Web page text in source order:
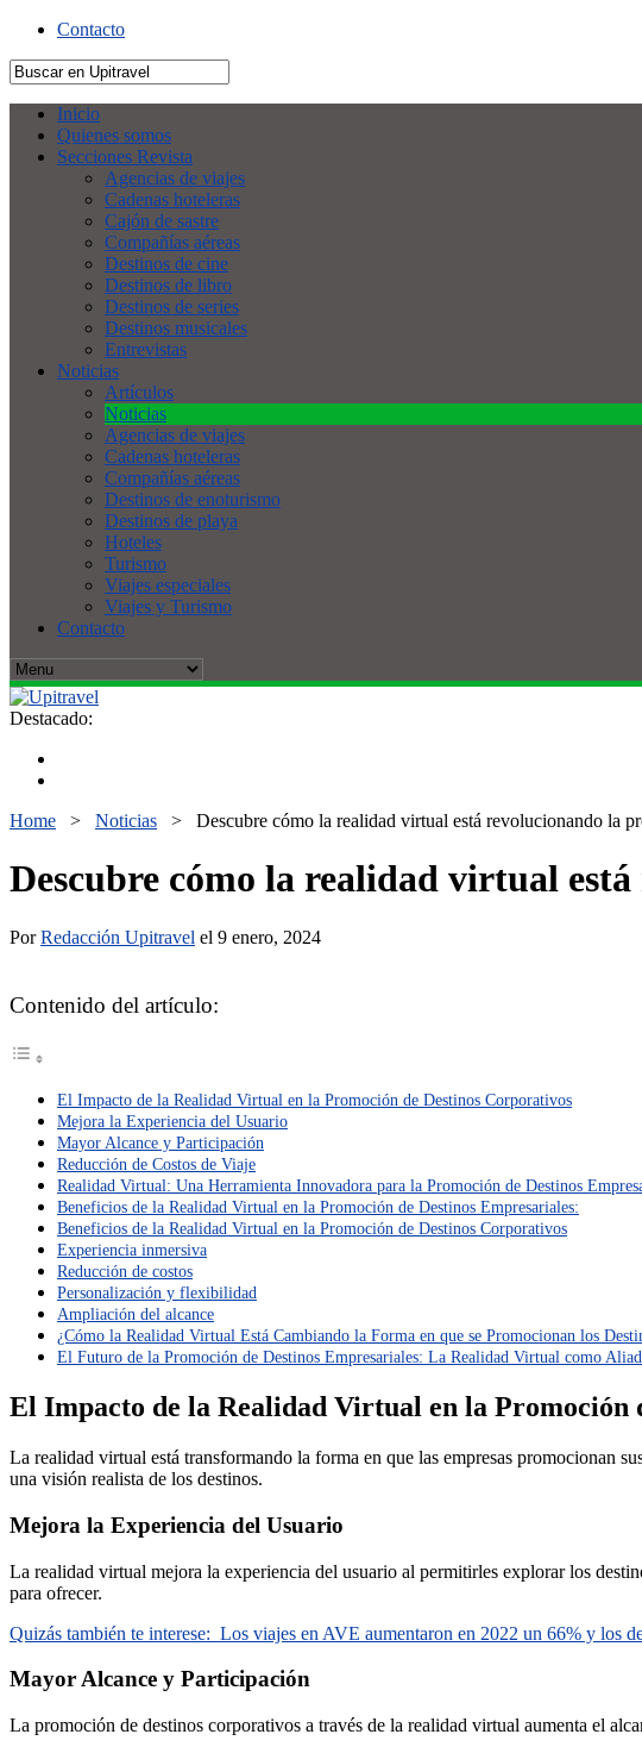
Contacto
Inicio
Quienes somos
Secciones Revista
Agencias de viajes
Cadenas hoteleras
Cajón de sastre
Compañías aéreas
Destinos de cine
Destinos de libro
Destinos de series
Destinos musicales
Entrevistas
Noticias
Artículos
Noticias
Agencias de viajes
Cadenas hoteleras
Compañías aéreas
Destinos de enoturismo
Destinos de playa
Hoteles
Turismo
Viajes especiales
Viajes y Turismo
Contacto
Destacado:
Home > Noticias > Descubre cómo la realidad virtual está revolucionando la
Descubre cómo la realidad virtual
PorRedacción Upitravel el 9 enero, 2024
Contenido del artículo:
El Impacto de la Realidad Virtual en la Promoción de Destinos Corporativos
Mejora la Experiencia del Usuario
Mayor Alcance y Participación
Reducción de Costos de Viaje
Realidad Virtual: Una Herramienta Innovadora para la Promoción de Destinos
Beneficios de la Realidad Virtual en la Promoción de Destinos Empresariales:
Beneficios de la Realidad Virtual en la Promoción de Destinos Corporativos
Experiencia inmersiva
Reducción de costos
Personalización y flexibilidad
Ampliación del alcance
¿Cómo la Realidad Virtual Está Cambiando la Forma en que se Promocionan los
El Futuro de la Promoción de Destinos Empresariales: La Realidad Virtual como
El Impacto de la Realidad Virtual en la Promoción
La realidad virtual está transformando la forma en que las empresas promocionan
una visión realista de los destinos.
Mejora la Experiencia del Usuario
La realidad virtual mejora la experiencia del usuario al permitirles explorar los
para ofrecer.
Quizás también te interese: Los viajes en AVE aumentaron en 2022 un 66% y los
Mayor Alcance y Participación
La promoción de destinos corporativos a través de la realidad virtual aumenta el